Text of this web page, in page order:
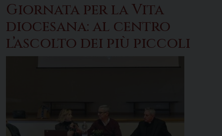
Giornata per la Vita
diocesana: al centro
l’ascolto dei più piccoli